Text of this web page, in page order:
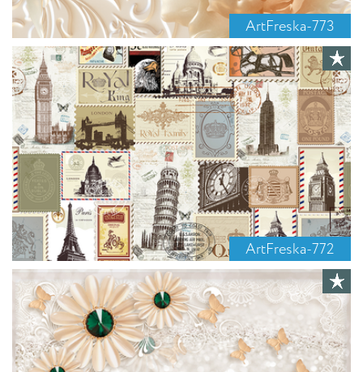
ArtFreska-773
ArtFreska-772